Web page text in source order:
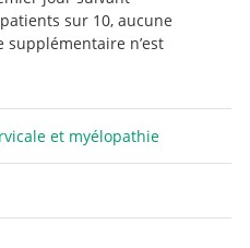
sur 10, aucune
n’est
et myélopathie